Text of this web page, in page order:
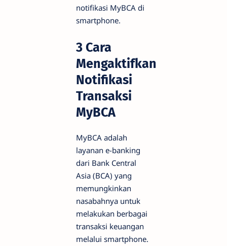
notifikasi MyBCA di
smartphone.
3 Cara
Mengaktifkan
Notifikasi
Transaksi
MyBCA
MyBCA adalah
layanan e-banking
dari Bank Central
Asia (BCA) yang
memungkinkan
nasabahnya untuk
melakukan berbagai
transaksi keuangan
melalui smartphone.